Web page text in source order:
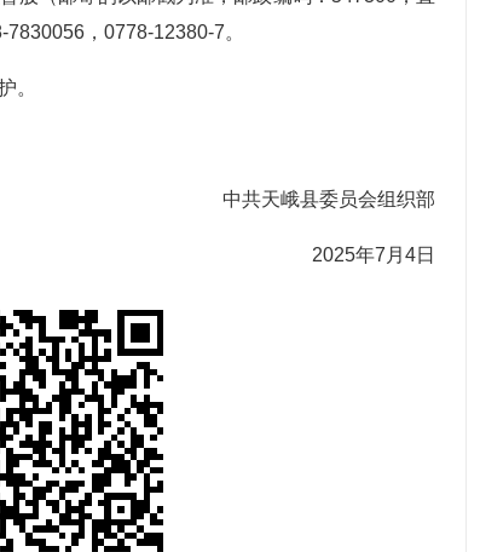
，0778-12380-7。
。
中共天峨县委员会组织部
2025年7月4日